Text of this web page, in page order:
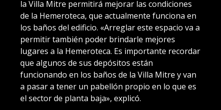
la Villa Mitre permitirá mejorar las condiciones
de la Hemeroteca, que actualmente funciona en
los baños del edificio. «Arreglar este espacio va a
permitir también poder brindarle mejores
lugares a la Hemeroteca. Es importante recordar
que algunos de sus depósitos están
funcionando en los baños de la Villa Mitre y van
a pasar a tener un pabellón propio en lo que es
el sector de planta baja», explicó.